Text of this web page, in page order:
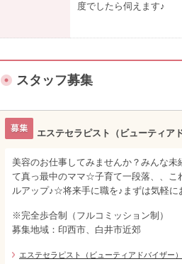
度でしたら伺えます♪
スタッフ募集
エステセラピスト（ビューティア
美容のお仕事してみませんか？みんな
て真っ最中のママ☆子育て一段落、、こ
ルアップ♪☆将来手に職を♪まずは気軽に
※完全歩合制（フルコミッション制）
募集地域：印西市、白井市近郊
エステセラピスト（ビューティアドバイザー）